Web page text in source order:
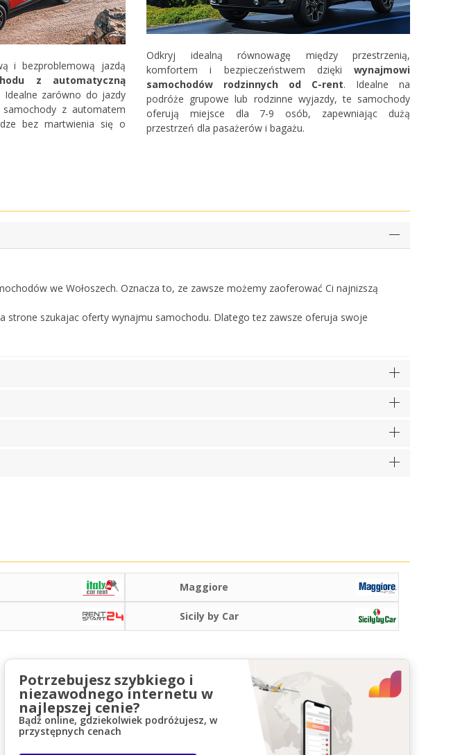
ofert
i bezproblemową jazdą
z automatyczną
Idealne zarówno do jazdy
z automatem
bez martwienia się o
Odkryj idealną równowagę między przestrzenią,
komfortem i bezpieczeństwem dzięki wynajmowi
samochodów rodzinnych od C-rent. Idealne na
podróże grupowe lub rodzinne wyjazdy, te samochody
oferują miejsce dla 7-9 osób, zapewniając dużą
przestrzeń dla pasażerów i bagażu.
we Wołoszech. Oznacza to, ze zawsze możemy zaoferować Ci najnizszą
strone szukajac oferty wynajmu samochodu. Dlatego tez zawsze oferuja swoje
Maggiore
Sicily by Car
Potrzebujesz szybkiego i
niezawodnego internetu w
najlepszej cenie?
Bądź online, gdziekolwiek podróżujesz, w
przystępnych cenach